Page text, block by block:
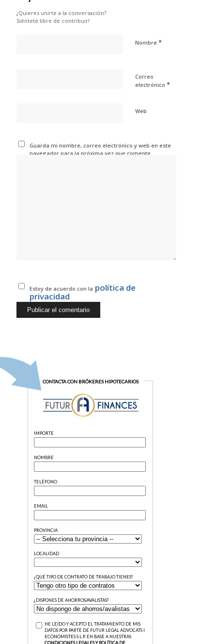
¿Quieres unirte a la conversación?
Siéntete libre de contribuir!
Nombre *
Correo
electrónico *
Web
Guarda mi nombre, correo electrónico y web en este
navegador para la próxima vez que comente.
Estoy de acuerdo con la política de
privacidad